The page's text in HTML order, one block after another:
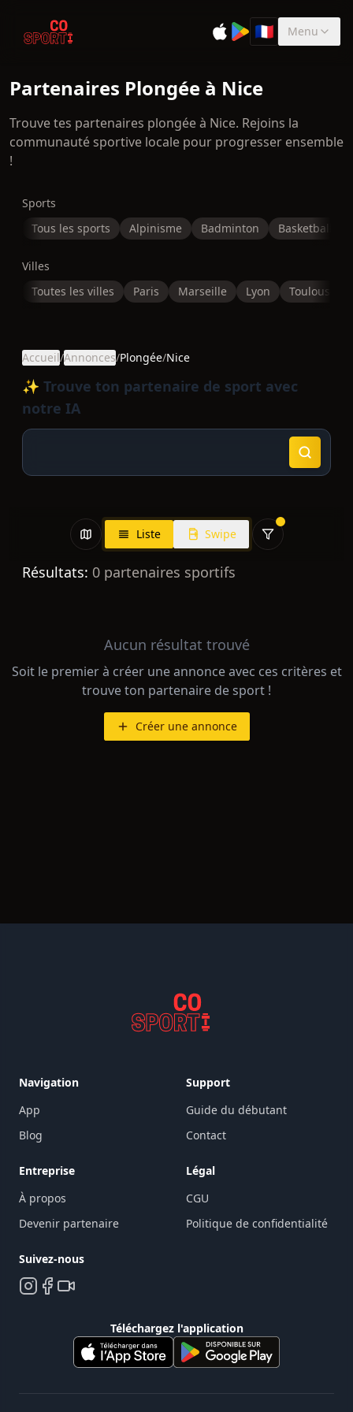
🇫🇷Sélectionner la
Menu
Partenaires Plongée à Nice
Trouve tes partenaires plongée à Nice. Rejoins la
communauté sportive locale pour progresser ensemble
!
Sports
Tous les sports
Alpinisme Badminton Basketball
Villes
Toutes les villes
Paris Marseille Lyon Toulouse
Accueil/Annonces/Plongée/Nice
✨ Trouve ton partenaire de sport avec
notre IA
Liste Swipe
Résultats: 0 partenaires sportifs
Aucun résultat trouvé
Soit le premier à créer une annonce avec ces critères et
trouve ton partenaire de sport !
Créer une annonce
Navigation
App
Blog
Support
Guide du débutant
Contact
Entreprise
À propos
Devenir partenaire
Légal
CGU
Politique de confidentialité
Suivez-nous
Téléchargez l'application